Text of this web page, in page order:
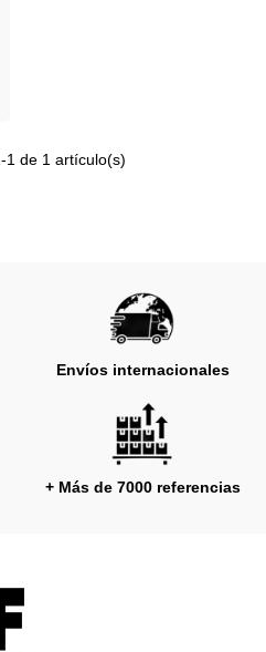
-1 de 1 artículo(s)
Envíos internacionales
+ Más de 7000 referencias